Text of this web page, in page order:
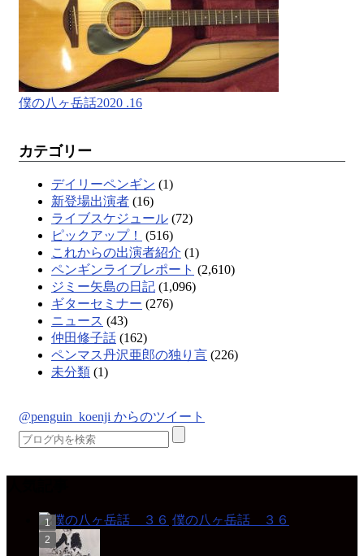
僕の八ヶ岳話2020 .16
カテゴリー
デイリーペンギン (1)
新登場出演者 (16)
ライブスケジュール (72)
ピックアップ！
(516)
これからの出演者紹介 (1)
ペンギンライブレポート (2,610)
ジミー矢島の日記 (1,096)
ギターセミナー (276)
ニュース (43)
仲田修子話 (162)
ペンマス丹沢亜郎の独り言 (226)
未分類 (1)
@penguin_koenji からのツイート
僕の八ヶ岳話 ３６